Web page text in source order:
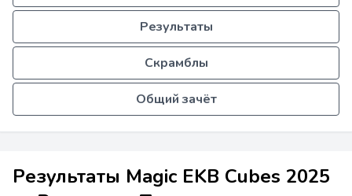
Результаты
Скрамблы
Общий зачёт
Результаты Magic EKB Cubes 2025